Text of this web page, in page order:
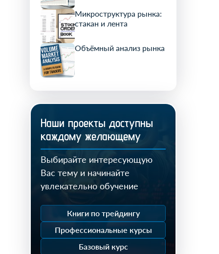
Микроструктура рынка:
стакан и лента
Объёмный анализ рынка
Наши проекты доступны
каждому желающему
Выбирайте интересующую
Вас тему и начинайте
увлекательно обучение
Книги по трейдингу
Профессиональные курсы
Базовый курс